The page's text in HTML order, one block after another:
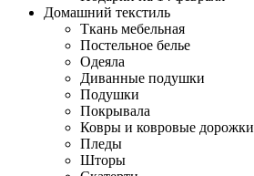
Домашний текстиль
Ткань мебельная
Постельное белье
Одеяла
Диванные подушки
Подушки
Покрывала
Ковры и ковровые дорожки
Пледы
Шторы